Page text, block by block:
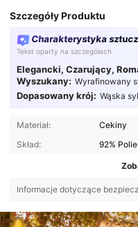
Szczegóły Produktu
Charakterystyka
Tekst oparty na szczegółach
Elegancki, Czarujący,
Wyszukany: Wyrafinowany
Dopasowany krój: Wąska
Materiał:
Cekiny
Skład:
92%
Informacje dotyczące